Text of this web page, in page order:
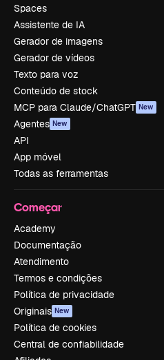
Spaces
Assistente de IA
Gerador de imagens
Gerador de vídeos
Texto para voz
Conteúdo de stock
MCP para Claude/ChatGPT New
Agentes New
API
App móvel
Todas as ferramentas
Começar
Academy
Documentação
Atendimento
Termos e condições
Política de privacidade
Originais New
Política de cookies
Central de confiabilidade